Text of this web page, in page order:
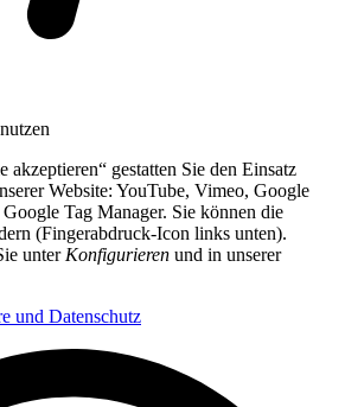
gestatten Sie den Einsatz
Website: YouTube, Vimeo, Google
Tag Manager. Sie können die
(Fingerabdruck-Icon links unten).
unter Konfigurieren und in unserer
und Datenschutz